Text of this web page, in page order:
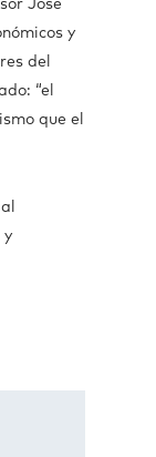
José
y
del
“el
que el
y